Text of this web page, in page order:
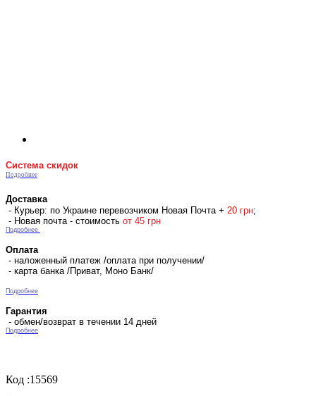
Система скидок
Подробнее
Доставка
- Курьер: по Украине перевозчиком Новая Почта + 20 грн;
- Новая почта - стоимость от 45 грн
Подробнее
Оплата
- наложенный платеж /оплата при получении/
- карта банка /Приват, Моно Банк/
Подробнее
Гарантия
- обмен/возврат в течении 14 дней
Подробнее
Код :15569